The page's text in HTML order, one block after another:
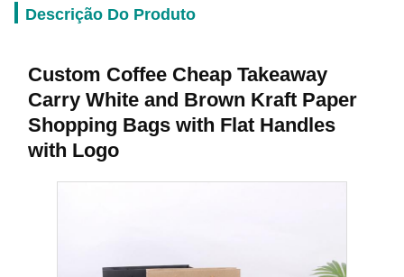
Descrição Do Produto
Custom Coffee Cheap Takeaway
Carry White and Brown Kraft Paper
Shopping Bags with Flat Handles
with Logo